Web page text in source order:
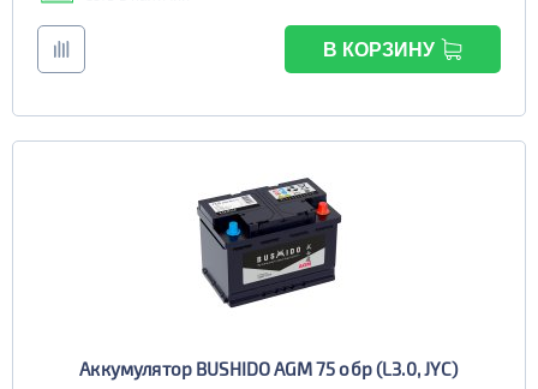
В КОРЗИНУ
Аккумулятор BUSHIDO AGM 75 обр (L3.0, JYC)